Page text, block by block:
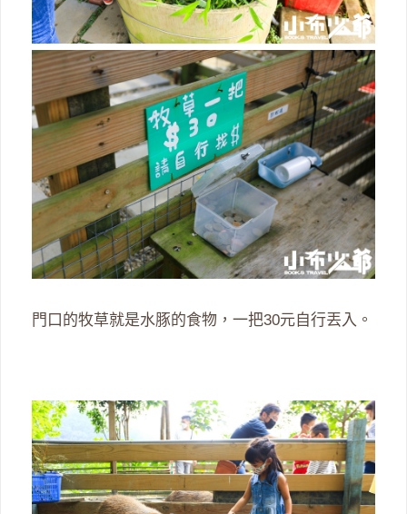
門口的牧草就是水豚的食物，一把30元自行丟入。